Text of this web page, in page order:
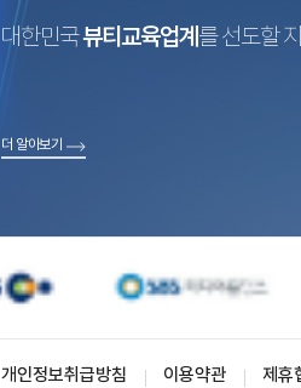
대한민국뷰티교육업계 를 선도할
더 알아보기
개인정보취급방침 이용약관 제휴